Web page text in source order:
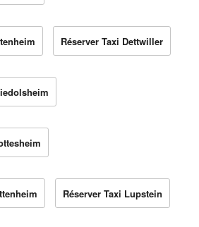
Réserver Taxi Dettwiller
Réserver Taxi Lupstein